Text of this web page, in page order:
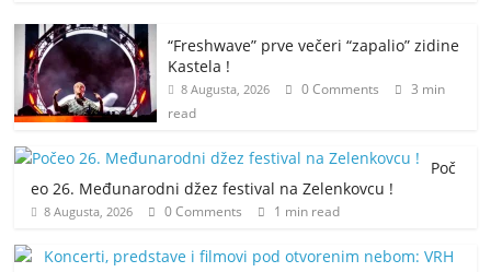
“Freshwave” prve večeri “zapalio” zidine
Kastela !
8 Augusta, 2026 0 Comments
3 min
read
Poč
eo 26. Međunarodni džez festival na Zelenkovcu !
8 Augusta, 2026 0 Comments 1 min read